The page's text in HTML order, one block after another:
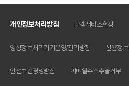
개인정보처리방침 고객서비스헌장
영상정보처리기기운영/관리방침 신용정
안전보건경영방침 이메일주소추출거부